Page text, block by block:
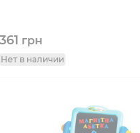
361 грн
Нет в наличии